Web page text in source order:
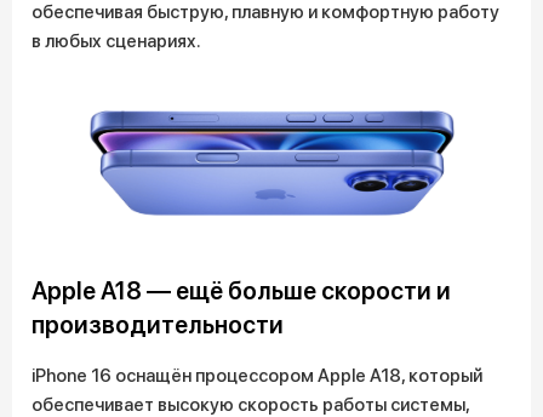
обеспечивая быструю, плавную и комфортную работу
в любых сценариях.
Apple A18 — ещё больше скорости и
производительности
iPhone 16 оснащён процессором Apple A18, который
обеспечивает высокую скорость работы системы,